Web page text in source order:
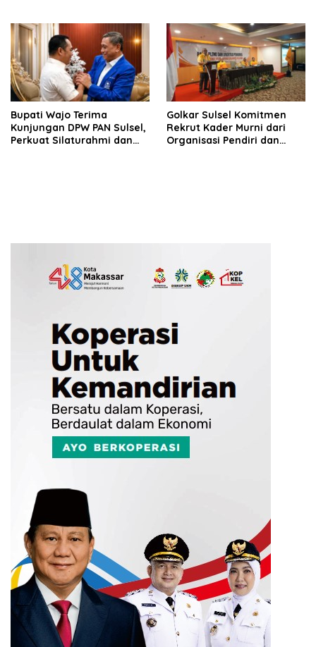
Bupati Wajo Terima
Kunjungan DPW PAN Sulsel,
Perkuat Silaturahmi dan
Golkar Sulsel Komitmen
Rekrut Kader Murni dari
Organisasi Pendiri dan